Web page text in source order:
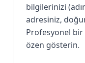
bilgilerinizi
adresiniz,
Profesyonel
özen gösterin.